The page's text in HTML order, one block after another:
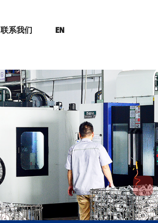
联系我们 EN